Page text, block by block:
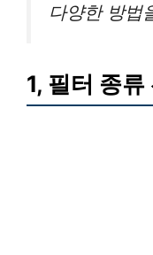
다양한 방법
1, 필터 종